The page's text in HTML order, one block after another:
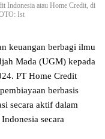
Indonesia atau Home Credit, di
Ist
keuangan berbagi ilmu
Mada (UGM) kepada
PT Home Credit
berbasis
secara aktif dalam
secara